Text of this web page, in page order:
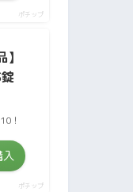
ポチップ
！
ポチップ